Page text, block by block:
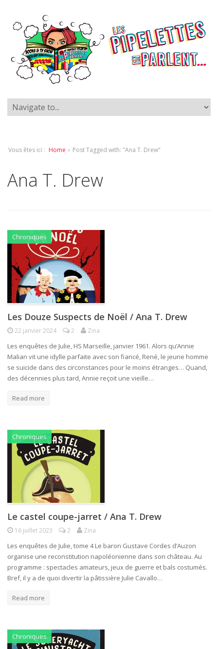
Vous êtes ici : Home › Post Tagged with: "Ana T. Drew"
Ana T. Drew
Chroniques
Les Douze Suspects de Noël / Ana T. Drew
22 janvier 2024 2 Zina
Les enquêtes de Julie, HS Marseille, janvier 1961. Alors qu’Annie
Malian vit une idylle parfaite avec son fiancé, René, le jeune homme
se suicide dans des circonstances pour le moins étranges… Quand,
des décennies plus tard, Annie reçoit une vieille…
Read more
Chroniques
Le castel coupe-jarret / Ana T. Drew
16 juillet 2023 2 Zina
Les enquêtes de Julie, tome 4 Le baron Gustave Cordes d’Auzon
organise une reconstitution napoléonienne dans son château. Au
programme : spectacles amateurs, jeux de guerre et bals costumés.
Bref, il y a de quoi divertir la pâtissière Julie Cavallo…
Read more
Chroniques